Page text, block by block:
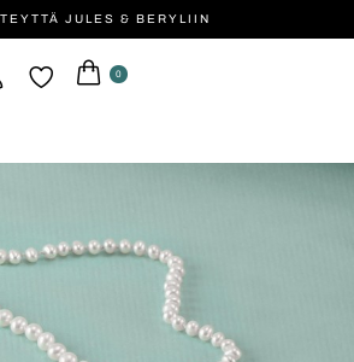
JULES & BERYLIIN
0